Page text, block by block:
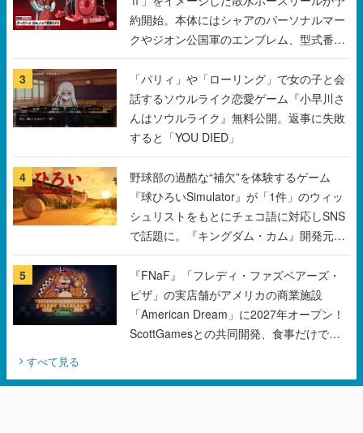
3
「パリィ」や「ローリング」で女の子と会
話するソウルライク恋愛ゲーム『小早川さ
んはソウルライク』無料公開。返事に失敗
すると「YOU DIED」
4
野球部の過酷な“補欠”を体験するゲーム
『球ひろいSimulator』が「1件」のウィッ
シュリストをもとにチェコ語に対応しSNS
で話題に。『キングダム・カム』開発元や
チェコのプロ野球選手から称賛の声
5
『FNaF』「フレディ・ファズベアーズ・
ピザ」の実店舗がアメリカの商業施設
「American Dream」に2027年オープン！
ScottGamesとの共同開発、食事だけでな
くステージショーや没入型のホラー体験も
楽しめる
すべて見る